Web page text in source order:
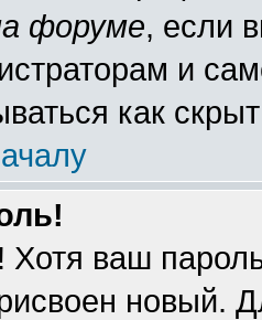
форуме, если
и
как
Хотя ваш
новый.